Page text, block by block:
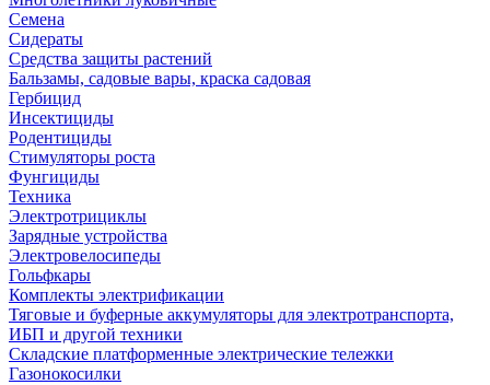
Семена
Сидераты
Средства защиты растений
Бальзамы, садовые вары, краска садовая
Гербицид
Инсектициды
Родентициды
Стимуляторы роста
Фунгициды
Техника
Электротрициклы
Зарядные устройства
Электровелосипеды
Гольфкары
Комплекты электрификации
Тяговые и буферные аккумуляторы для электротранспорта,
ИБП и другой техники
Складские платформенные электрические тележки
Газонокосилки